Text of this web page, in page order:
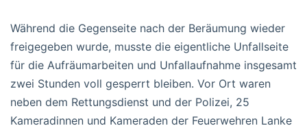
Während die Gegenseite nach der Beräumung wieder
freigegeben wurde, musste die eigentliche Unfallseite
für die Aufräumarbeiten und Unfallaufnahme insgesamt
zwei Stunden voll gesperrt bleiben. Vor Ort waren
neben dem Rettungsdienst und der Polizei, 25
Kameradinnen und Kameraden der Feuerwehren Lanke